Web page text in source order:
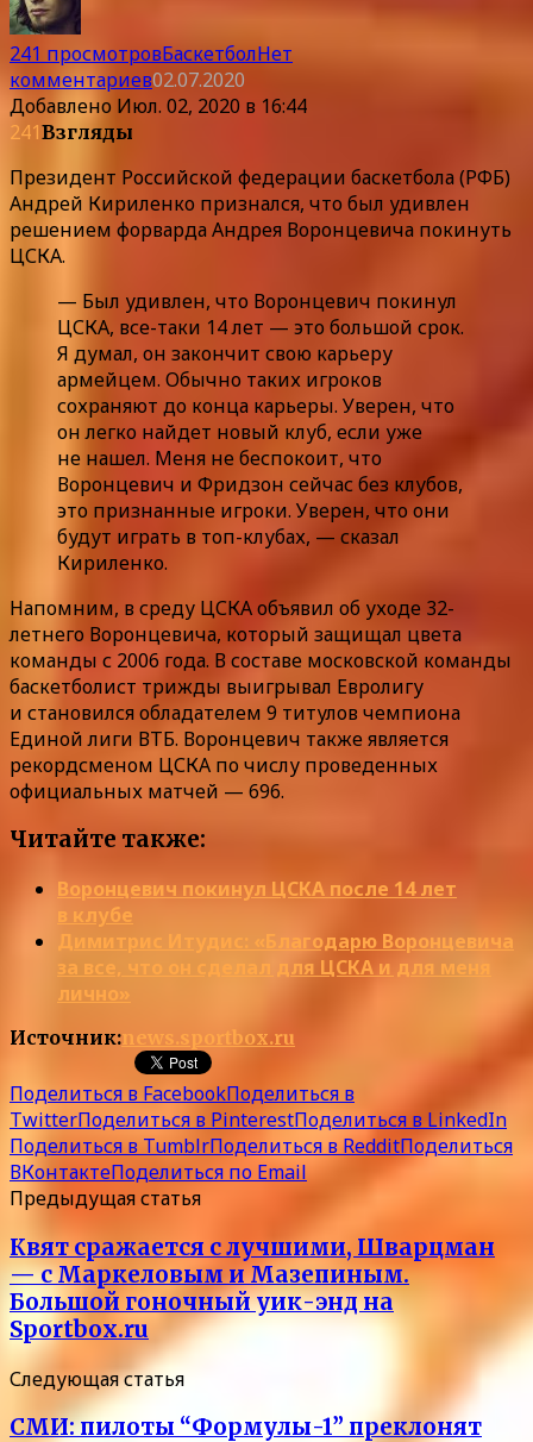
241 просмотровБаскетболНет
комментариев02.07.2020
Добавлено Июл. 02, 2020 в 16:44
241Взгляды
Президент Российской федерации баскетбола (РФБ)
Андрей Кириленко признался, что был удивлен
решением форварда Андрея Воронцевича покинуть
ЦСКА.
— Был удивлен, что Воронцевич покинул
ЦСКА, все-таки 14 лет — это большой срок.
Я думал, он закончит свою карьеру
армейцем. Обычно таких игроков
сохраняют до конца карьеры. Уверен, что
он легко найдет новый клуб, если уже
не нашел. Меня не беспокоит, что
Воронцевич и Фридзон сейчас без клубов,
это признанные игроки. Уверен, что они
будут играть в топ-клубах, — сказал
Кириленко.
Напомним, в среду ЦСКА объявил об уходе 32-
летнего Воронцевича, который защищал цвета
команды с 2006 года. В составе московской команды
баскетболист трижды выигрывал Евролигу
и становился обладателем 9 титулов чемпиона
Единой лиги ВТБ. Воронцевич также является
рекордсменом ЦСКА по числу проведенных
официальных матчей — 696.
Читайте также:
Воронцевич покинул ЦСКА после 14 лет
в клубе
Димитрис Итудис: «Благодарю Воронцевича
за все, что он сделал для ЦСКА и для меня
лично»
Источник:news.sportbox.ru
Поделиться в FacebookПоделиться в
TwitterПоделиться в PinterestПоделиться в LinkedIn
Поделиться в TumblrПоделиться в RedditПоделиться
ВКонтактеПоделиться по Email
Предыдущая статья
Квят сражается с лучшими, Шварцман
— с Маркеловым и Мазепиным.
Большой гоночный уик-энд на
Sportbox.ru
Следующая статья
СМИ: пилоты “Формулы-1” преклонят